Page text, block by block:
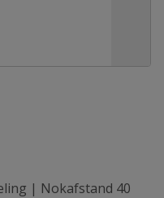
image
| Nokafstand 40